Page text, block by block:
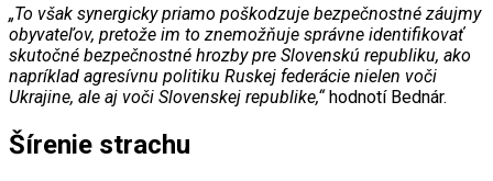
„To však synergicky priamo poškodzuje bezpečnostné záujmy
obyvateľov, pretože im to znemožňuje správne identifikovať
skutočné bezpečnostné hrozby pre Slovenskú republiku, ako
napríklad agresívnu politiku Ruskej federácie nielen voči
Ukrajine, ale aj voči Slovenskej republike,“ hodnotí Bednár.
Šírenie strachu